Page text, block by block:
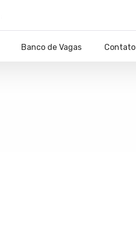
Banco de Vagas Contato